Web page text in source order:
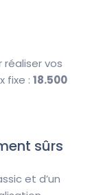
vos
fixe : 18.500
sûrs
et d’un